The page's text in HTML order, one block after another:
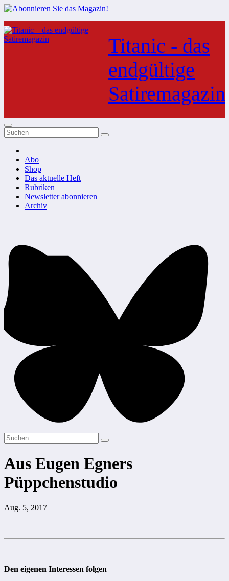
Zum
Inhalt
springen
Titanic - das
endgültige
Satiremagazin
Abo
Shop
Das aktuelle Heft
Rubriken
Newsletter abonnieren
Archiv
Aus Eugen Egners
Püppchenstudio
Aug. 5, 2017
Den eigenen Interessen folgen